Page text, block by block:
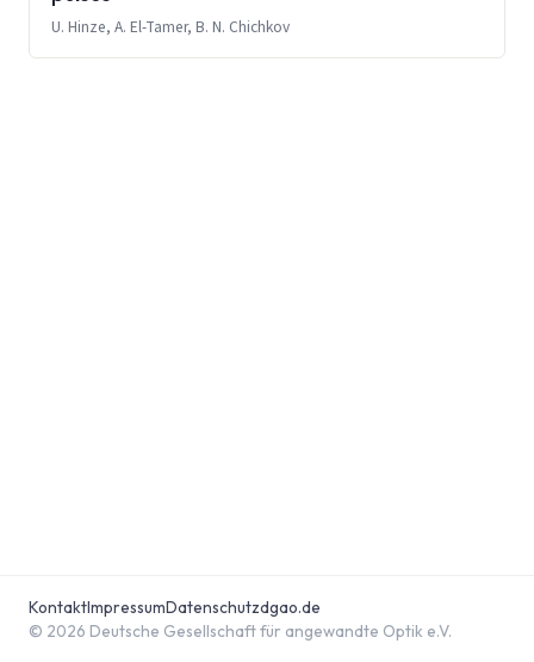
U. Hinze, A. El-Tamer, B. N. Chichkov
© 2026 Deutsche Gesellschaft für angewandte Optik e.V.
KontaktImpressumDatenschutzdgao.de